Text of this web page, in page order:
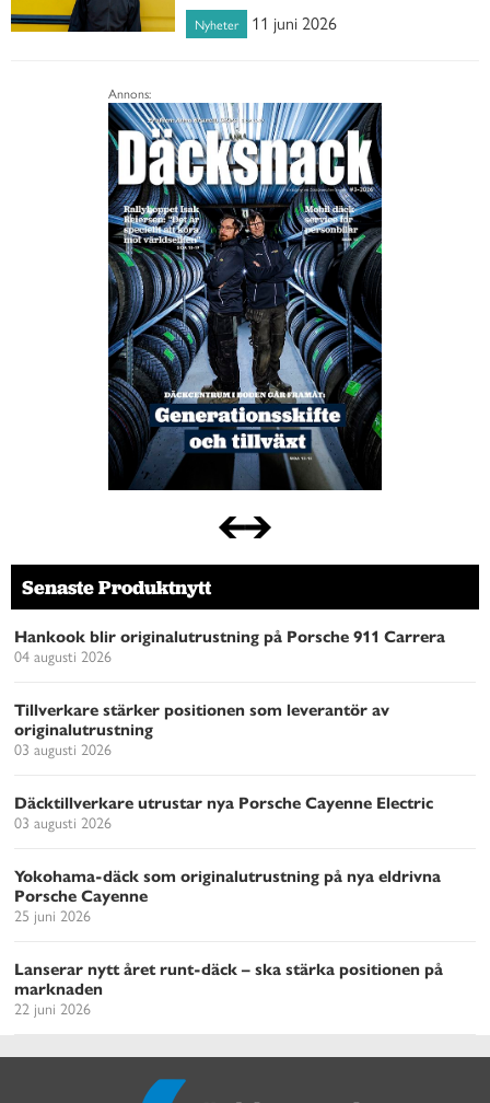
Nyheter 11 juni 2026
Annons:
Senaste Produktnytt
Hankook blir originalutrustning på Porsche 911 Carrera
04 augusti 2026
Tillverkare stärker positionen som leverantör av
originalutrustning
03 augusti 2026
Däcktillverkare utrustar nya Porsche Cayenne Electric
03 augusti 2026
Yokohama-däck som originalutrustning på nya eldrivna
Porsche Cayenne
25 juni 2026
Lanserar nytt året runt-däck – ska stärka positionen på
marknaden
22 juni 2026